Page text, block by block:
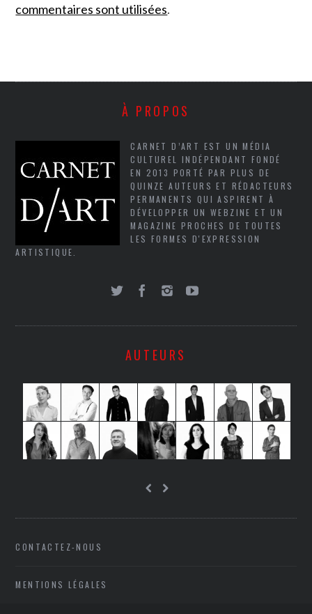
commentaires sont utilisées.
À PROPOS
CARNET D’ART EST UN MÉDIA
CULTUREL INDÉPENDANT FONDÉ
EN 2013 PORTÉ PAR PLUS DE
QUINZE AUTEURS ET RÉDACTEURS
PERMANENTS QUI ASPIRENT À
DÉVELOPPER UN WEBZINE ET UN
MAGAZINE PROCHES DE TOUTES
LES FORMES D'EXPRESSION
ARTISTIQUE.
AUTEURS
CONTACTEZ-NOUS
MENTIONS LÉGALES